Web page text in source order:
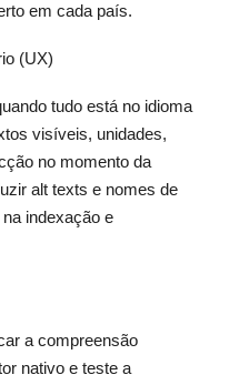
em cada país.
(UX)
tudo está no idioma
visíveis, unidades,
no momento da
alt texts e nomes de
indexação e
a compreensão
nativo e teste a